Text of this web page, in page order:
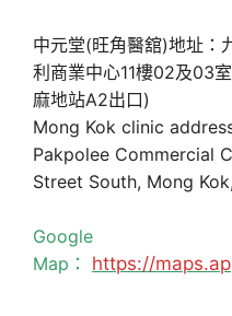
中元堂(旺角醫舘)地址：
利商業中心11樓02及03
麻地站A2出口)
Mong Kok clinic
Pakpolee Commercial
Street South, Mong
Google
Map： https://